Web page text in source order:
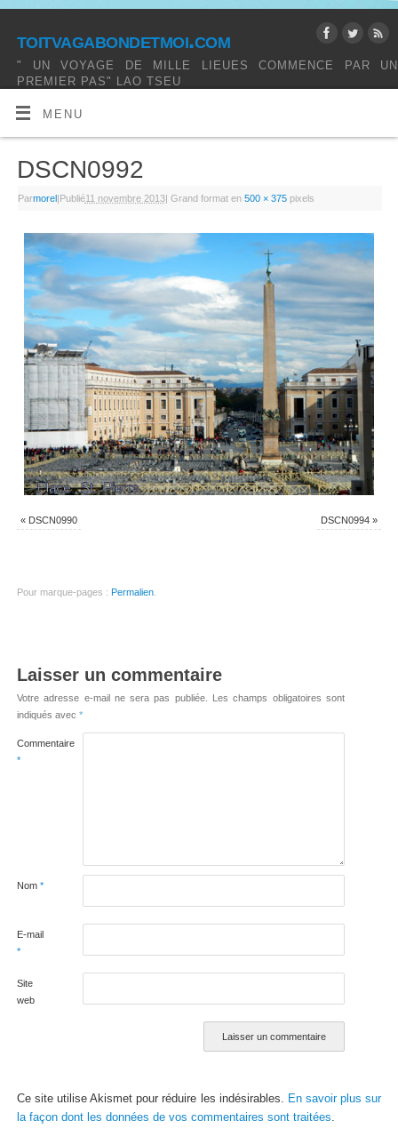
toitvagabondetmoi.com
" UN VOYAGE DE MILLE LIEUES COMMENCE PAR UN
PREMIER PAS" LAO TSEU
MENU
DSCN0992
Parmorel|Publié11 novembre 2013| Grand format en 500 × 375pixels
« DSCN0990 DSCN0994 »
Pour marque-pages : Permalien.
Laisser un commentaire
Votre adresse e-mail ne sera pas publiée.
Les champs obligatoires sont
indiqués avec *
Commentaire
*
Nom *
E-mail
*
Site
web
Ce site utilise Akismet pour réduire les indésirables. En savoir plus sur
la façon dont les données de vos commentaires sont traitées.